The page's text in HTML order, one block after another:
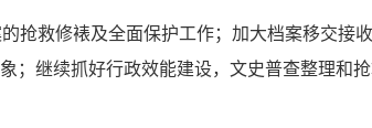
抢救修裱及全面保护工作；加大档案移交接
；继续抓好行政效能建设，文史普查整理和